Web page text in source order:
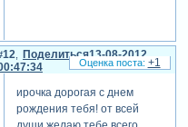
Поделиться
12
13-08-2012
ирочка дорогая с днем
рождения тебя! от всей
+1